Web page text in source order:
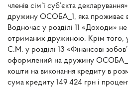
членів сім’ї суб’єкта
дружину ОСОБА_1, яка проживає
Водночас у розділі 11 «Доходи»
отриманих дружиною. Крім того, у
С.М. у розділі 13 «Фінансові
оформлений на дружину ОСОБА_1
кошти на виконання кредиту в
сума кредиту 149 424 грн і